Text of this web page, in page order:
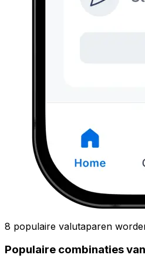
8 populaire valutaparen
Populaire combinaties